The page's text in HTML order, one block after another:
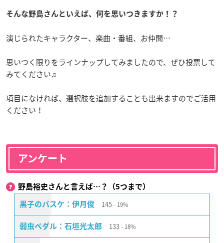
そんな野島さんといえば、何を思いつきますか！？
演じられたキャラクター、楽曲・番組、お仲間…
思いつく限りをラインナップしてみましたので、ぜひ投票して
みてください♫
項目になければ、選択肢を追加することも出来ますのでご活用
ください！
アンケート
野島裕史さんと言えば…？（5つまで）
黒子のバスケ：伊月俊 145 19%
弱虫ペダル：石垣光太郎 133 18%